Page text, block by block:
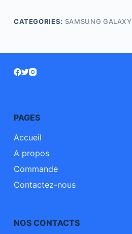
CATEGORIES: SAMSUNG GALAXY
PAGES
Accueil
A propos
Commande
Contactez-nous
NOS CONTACTS